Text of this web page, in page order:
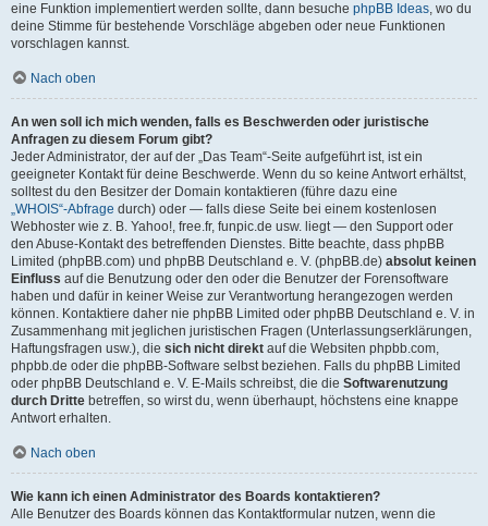
eine Funktion implementiert werden sollte, dann besuche phpBB Ideas, wo du
deine Stimme für bestehende Vorschläge abgeben oder neue Funktionen
vorschlagen kannst.
Nach oben
An wen soll ich mich wenden, falls es Beschwerden oder juristische
Anfragen zu diesem Forum gibt?
Jeder Administrator, der auf der „Das Team“-Seite aufgeführt ist, ist ein
geeigneter Kontakt für deine Beschwerde. Wenn du so keine Antwort erhältst,
solltest du den Besitzer der Domain kontaktieren (führe dazu eine
„WHOIS“-Abfrage durch) oder — falls diese Seite bei einem kostenlosen
Webhoster wie z. B. Yahoo!, free.fr, funpic.de usw. liegt — den Support oder
den Abuse-Kontakt des betreffenden Dienstes. Bitte beachte, dass phpBB
Limited (phpBB.com) und phpBB Deutschland e. V. (phpBB.de) absolut keinen
Einfluss auf die Benutzung oder den oder die Benutzer der Forensoftware
haben und dafür in keiner Weise zur Verantwortung herangezogen werden
können. Kontaktiere daher nie phpBB Limited oder phpBB Deutschland e. V. in
Zusammenhang mit jeglichen juristischen Fragen (Unterlassungserklärungen,
Haftungsfragen usw.), die sich nicht direkt auf die Websiten phpbb.com,
phpbb.de oder die phpBB-Software selbst beziehen. Falls du phpBB Limited
oder phpBB Deutschland e. V. E-Mails schreibst, die die Softwarenutzung
durch Dritte betreffen, so wirst du, wenn überhaupt, höchstens eine knappe
Antwort erhalten.
Nach oben
Wie kann ich einen Administrator des Boards kontaktieren?
Alle Benutzer des Boards können das Kontaktformular nutzen, wenn die